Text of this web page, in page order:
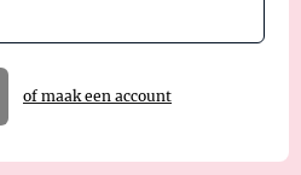
of maak een account